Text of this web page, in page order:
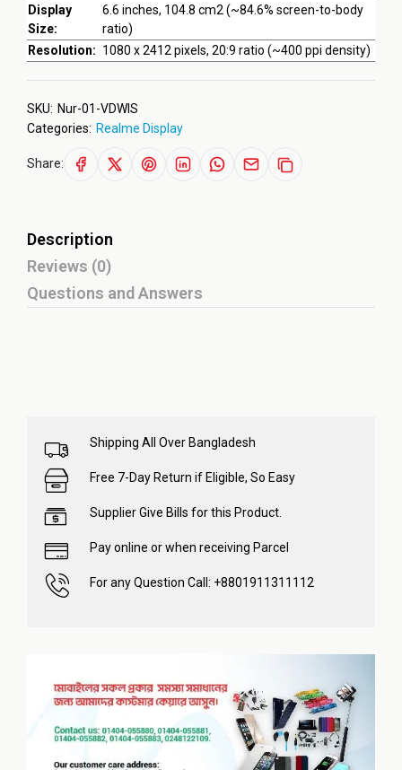
Display
Size:
6.6 inches, 104.8 cm2 (~84.6% screen-to-body
ratio)
Resolution: 1080 x 2412 pixels, 20:9 ratio (~400 ppi density)
SKU: Nur-01-VDWIS
Categories: Realme Display
Share:
Description
Reviews (0)
Questions and Answers
Shipping All Over Bangladesh
Free 7-Day Return if Eligible, So Easy
Supplier Give Bills for this Product.
Pay online or when receiving Parcel
For any Question Call: +8801911311112